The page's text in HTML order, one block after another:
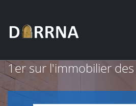
1er sur l'immobilier